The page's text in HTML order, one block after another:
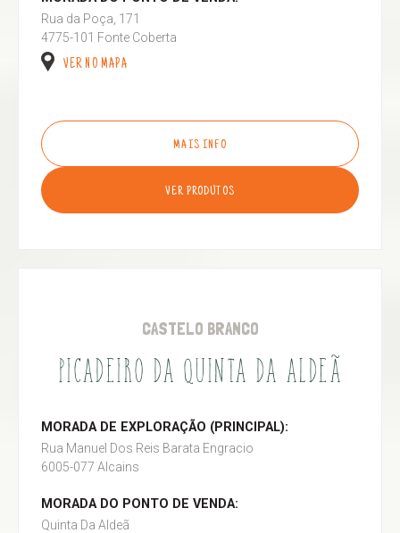
Rua da Poça, 171
4775-101 Fonte Coberta
VER NO MAPA
MAIS INFO
VER PRODUTOS
CASTELO BRANCO
PICADEIRO DA QUINTA DA ALDEÃ
MORADA DE EXPLORAÇÃO (PRINCIPAL):
Rua Manuel Dos Reis Barata Engracio
6005-077 Alcains
MORADA DO PONTO DE VENDA:
Quinta Da Aldeã